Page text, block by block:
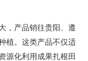
，产品销往贵阳、遵
植。这类产品不仅适
源化利用成果扎根田